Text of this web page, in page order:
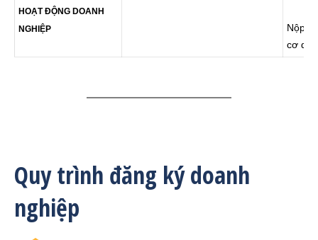
HOẠT ĐỘNG DOANH
NGHIỆP
Nộp
cơ
Quy trình đăng ký doanh
nghiệp